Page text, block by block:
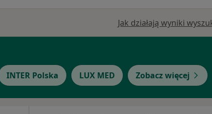
Jak działają wyniki
INTER Polska LUX MED Zobacz więcej